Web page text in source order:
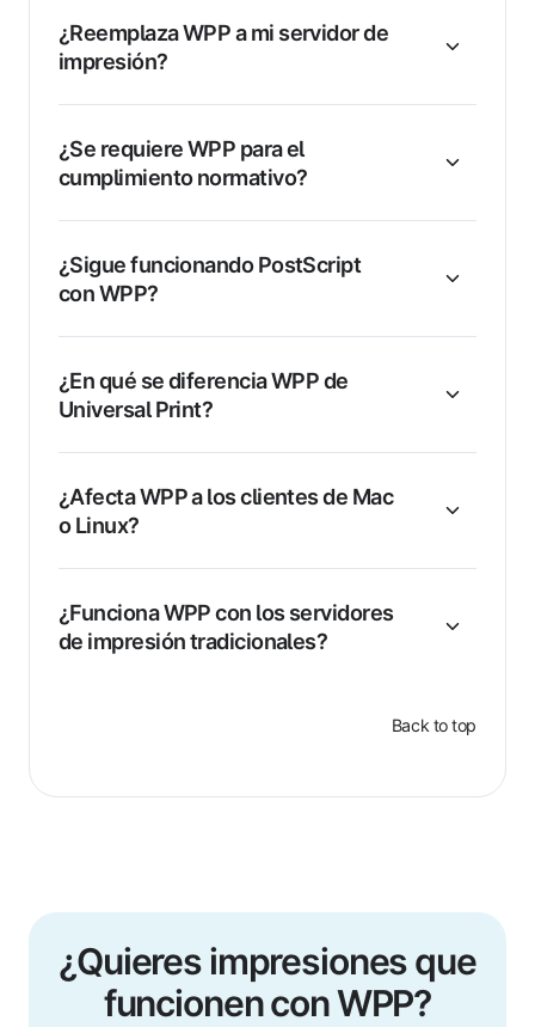
¿Reemplaza WPP a mi servidor de
impresión?
¿Se requiere WPP para el
cumplimiento normativo?
¿Sigue funcionando PostScript
con WPP?
¿En qué se diferencia WPP de
Universal Print?
¿Afecta WPP a los clientes de Mac
o Linux?
¿Funciona WPP con los servidores
de impresión tradicionales?
Back to top
¿Quieres impresiones que
funcionen con WPP?